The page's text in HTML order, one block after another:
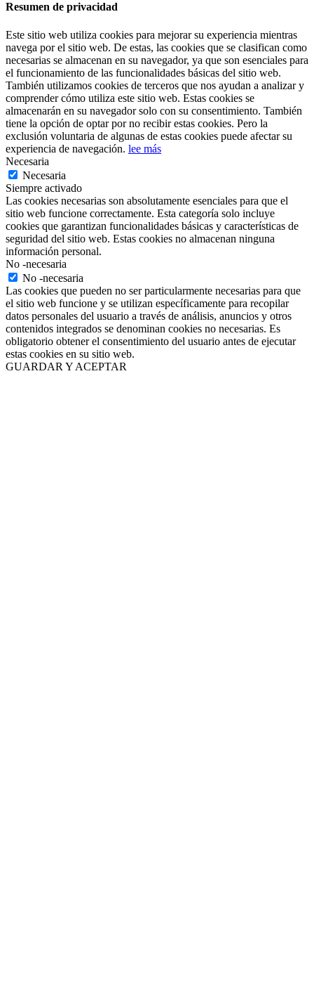
Resumen de privacidad
Este sitio web utiliza cookies para mejorar su experiencia mientras
navega por el sitio web. De estas, las cookies que se clasifican como
necesarias se almacenan en su navegador, ya que son esenciales para
el funcionamiento de las funcionalidades básicas del sitio web.
También utilizamos cookies de terceros que nos ayudan a analizar y
comprender cómo utiliza este sitio web. Estas cookies se
almacenarán en su navegador solo con su consentimiento. También
tiene la opción de optar por no recibir estas cookies. Pero la
exclusión voluntaria de algunas de estas cookies puede afectar su
experiencia de navegación. lee más
Necesaria
Necesaria
Siempre activado
Las cookies necesarias son absolutamente esenciales para que el
sitio web funcione correctamente. Esta categoría solo incluye
cookies que garantizan funcionalidades básicas y características de
seguridad del sitio web. Estas cookies no almacenan ninguna
información personal.
No -necesaria
No -necesaria
Las cookies que pueden no ser particularmente necesarias para que
el sitio web funcione y se utilizan específicamente para recopilar
datos personales del usuario a través de análisis, anuncios y otros
contenidos integrados se denominan cookies no necesarias. Es
obligatorio obtener el consentimiento del usuario antes de ejecutar
estas cookies en su sitio web.
GUARDAR Y ACEPTAR